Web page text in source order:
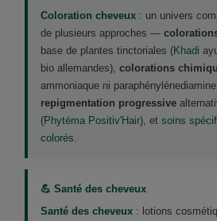
Coloration cheveux : un univers
de plusieurs approches —
base de plantes tinctoriales (Khadi
bio allemandes), colorations
ammoniaque ni
repigmentation progressive
(Phytéma Positiv'Hair), et soins
colorés
💪 Santé des cheveux
Santé des cheveux : lotions